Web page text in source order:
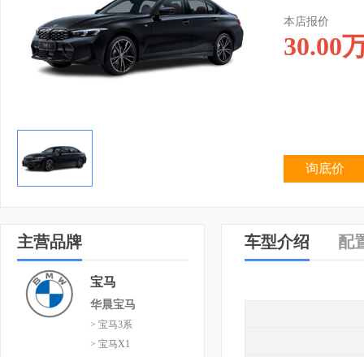
本店报价
30.00
询底价
主营品牌
宝马
华晨宝马
> 宝马3系
> 宝马X1
车型介绍 配